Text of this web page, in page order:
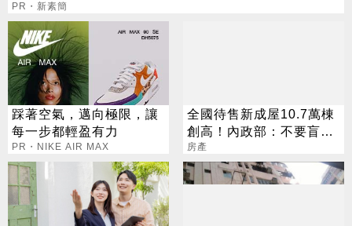
PR・新素簡
踩著空氣，邁向極限，讓
每一步都輕盈有力
PR・NIKE AIR MAX
全國待售新成屋10.7萬棟
創高！內政部：不要盲目
搶購
房產